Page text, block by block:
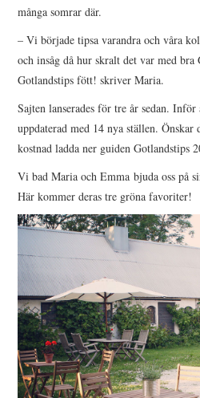
många somrar där.
– Vi började tipsa varandra och våra
och insåg då hur skralt det var med
Gotlandstips fött! skriver Maria.
Sajten lanserades för tre år sedan. Inför
uppdaterad med 14 nya ställen.
kostnad ladda ner guiden Gotlandstips
Vi bad Maria och Emma bjuda oss på
Här kommer deras tre gröna favoriter!